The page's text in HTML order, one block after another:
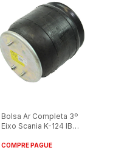
Bolsa Ar Completa 3º
Eixo Scania K-124 IB
COMPRE PAGUE